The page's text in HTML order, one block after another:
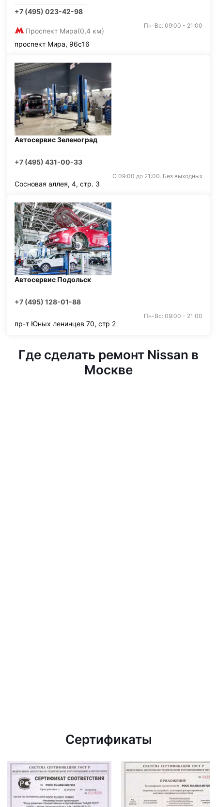
+7 (495) 023-42-98
Проспект Мира(0,4 км)
Пн-Вс: 09:00 - 21:00
проспект Мира, 96с16
Автосервис Зеленоград
+7 (495) 431-00-33
С 09:00 до 21:00. Без выходных
Сосновая аллея, 4, стр. 3
Автосервис Подольск
+7 (495) 128-01-88
Пн-Вс: 09:00 - 21:00
пр-т Юных ленинцев 70, стр 2
Где сделать ремонт Nissan в
Москве
Сертификаты